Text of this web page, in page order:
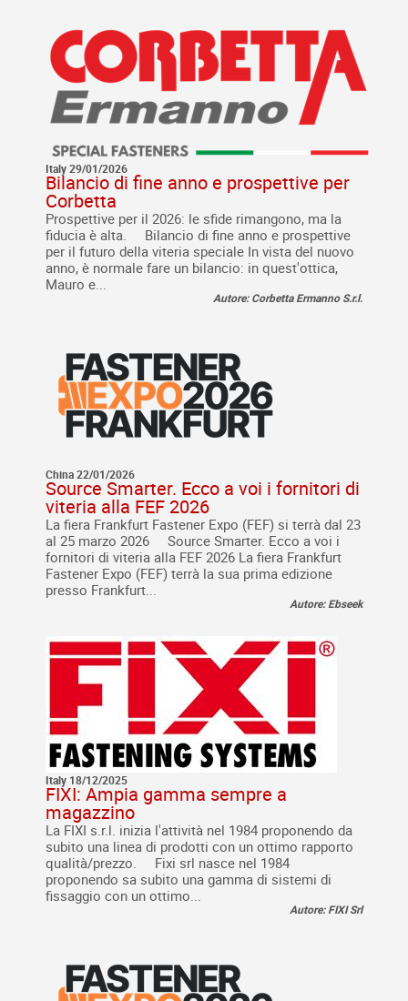
Italy 29/01/2026
Bilancio di fine anno e prospettive per
Corbetta
Prospettive per il 2026: le sfide rimangono, ma la
fiducia è alta. Bilancio di fine anno e prospettive
per il futuro della viteria speciale In vista del nuovo
anno, è normale fare un bilancio: in quest'ottica,
Mauro e...
Autore: Corbetta Ermanno S.r.l.
China 22/01/2026
Source Smarter. Ecco a voi i fornitori di
viteria alla FEF 2026
La fiera Frankfurt Fastener Expo (FEF) si terrà dal 23
al 25 marzo 2026 Source Smarter. Ecco a voi i
fornitori di viteria alla FEF 2026 La fiera Frankfurt
Fastener Expo (FEF) terrà la sua prima edizione
presso Frankfurt...
Autore: Ebseek
Italy 18/12/2025
FIXI: Ampia gamma sempre a
magazzino
La FIXI s.r.l. inizia l'attività nel 1984 proponendo da
subito una linea di prodotti con un ottimo rapporto
qualità/prezzo. Fixi srl nasce nel 1984
proponendo sa subito una gamma di sistemi di
fissaggio con un ottimo...
Autore: FIXI Srl